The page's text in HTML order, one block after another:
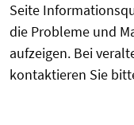
Seite
die Probleme und
aufzeigen. Bei
kontaktieren Sie